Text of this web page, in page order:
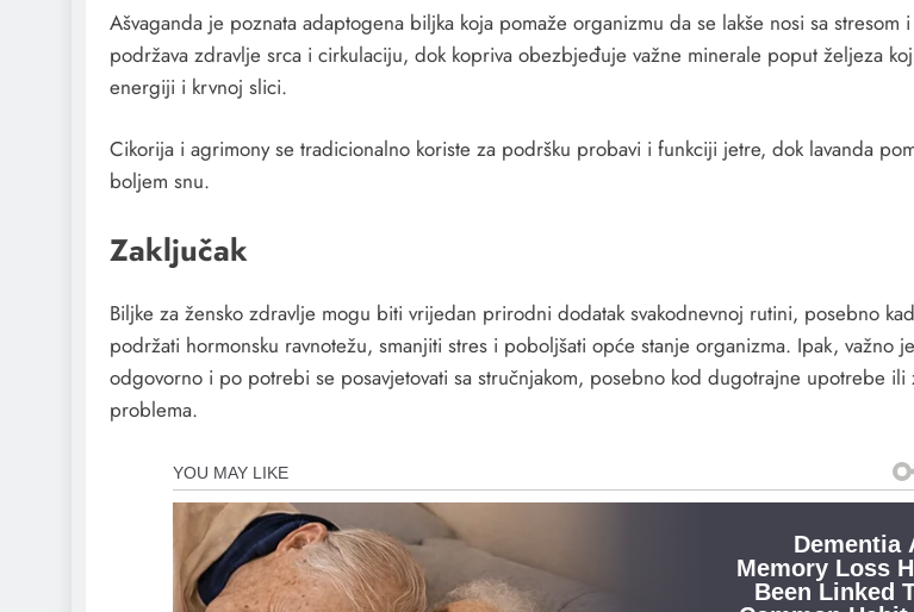
Ašvaganda je poznata adaptogena biljka koja pomaže organizmu da se lakše nosi sa stresom
podržava zdravlje srca i cirkulaciju, dok kopriva obezbjeđuje važne minerale poput željeza
energiji i krvnoj slici.
Cikorija i agrimony se tradicionalno koriste za podršku probavi i funkciji jetre, dok lavanda
boljem snu.
Zaključak
Biljke za žensko zdravlje mogu biti vrijedan prirodni dodatak svakodnevnoj rutini, posebno
podržati hormonsku ravnotežu, smanjiti stres i poboljšati opće stanje organizma. Ipak, važno
odgovorno i po potrebi se posavjetovati sa stručnjakom, posebno kod dugotrajne upotrebe ili
problema.